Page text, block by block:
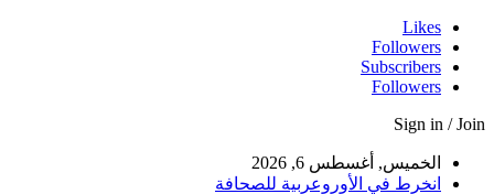
Likes
Followers
Subscribers
Followers
Sign in / Join
الخميس, أغسطس 6, 2026
انخرط في الأوروعربية للصحافة